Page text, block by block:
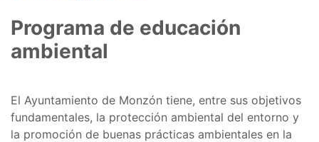
Programa de educación
ambiental
El Ayuntamiento de Monzón tiene, entre sus objetivos
fundamentales, la protección ambiental del entorno y
la promoción de buenas prácticas ambientales en la